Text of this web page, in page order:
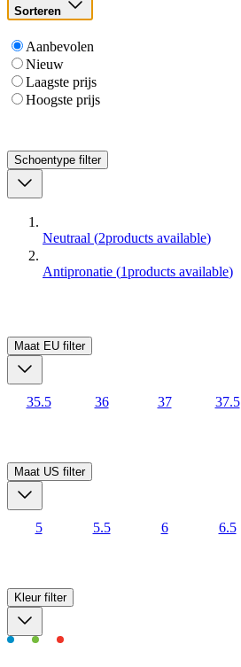
Sorteren
Aanbevolen
Nieuw
Laagste prijs
Hoogste prijs
Schoentype filter
Neutraal (2products available)
Antipronatie (1products available)
Maat EU filter
35.5 36 37 37.5
Maat US filter
5 5.5 6 6.5
Kleur filter